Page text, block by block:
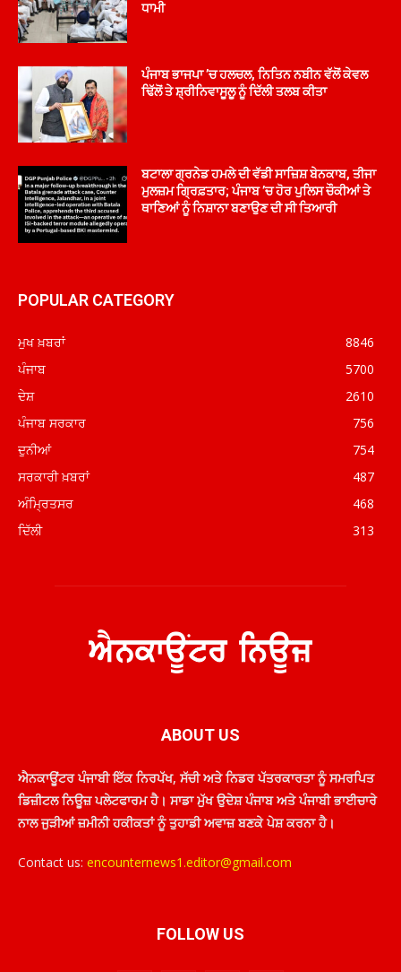
ਧਾਮੀ
ਪੰਜਾਬ ਭਾਜਪਾ ’ਚ ਹਲਚਲ, ਨਿਤਿਨ ਨਬੀਨ ਵੱਲੋਂ ਕੇਵਲ
ਢਿੱਲੋਂ ਤੇ ਸ਼੍ਰੀਨਿਵਾਸੂਲੂ ਨੂੰ ਦਿੱਲੀ ਤਲਬ ਕੀਤਾ
ਬਟਾਲਾ ਗ੍ਰਨੇਡ ਹਮਲੇ ਦੀ ਵੱਡੀ ਸਾਜ਼ਿਸ਼ ਬੇਨਕਾਬ, ਤੀਜਾ
ਮੁਲਜ਼ਮ ਗ੍ਰਿਫ਼ਤਾਰ; ਪੰਜਾਬ ’ਚ ਹੋਰ ਪੁਲਿਸ ਚੌਕੀਆਂ ਤੇ
ਥਾਣਿਆਂ ਨੂੰ ਨਿਸ਼ਾਨਾ ਬਣਾਉਣ ਦੀ ਸੀ ਤਿਆਰੀ
POPULAR CATEGORY
ਮੁਖ ਖ਼ਬਰਾਂ
8846
ਪੰਜਾਬ
5700
ਦੇਸ਼
2610
ਪੰਜਾਬ ਸਰਕਾਰ
756
ਦੁਨੀਆਂ
754
ਸਰਕਾਰੀ ਖ਼ਬਰਾਂ
487
ਅੰਮ੍ਰਿਤਸਰ
468
ਦਿੱਲੀ
313
ABOUT US
ਐਨਕਾਊਂਟਰ ਪੰਜਾਬੀ ਇੱਕ ਨਿਰਪੱਖ, ਸੱਚੀ ਅਤੇ ਨਿਡਰ ਪੱਤਰਕਾਰਤਾ ਨੂੰ ਸਮਰਪਿਤ
ਡਿਜ਼ੀਟਲ ਨਿਊਜ਼ ਪਲੇਟਫਾਰਮ ਹੈ। ਸਾਡਾ ਮੁੱਖ ਉਦੇਸ਼ ਪੰਜਾਬ ਅਤੇ ਪੰਜਾਬੀ ਭਾਈਚਾਰੇ
ਨਾਲ ਜੁੜੀਆਂ ਜ਼ਮੀਨੀ ਹਕੀਕਤਾਂ ਨੂੰ ਤੁਹਾਡੀ ਅਵਾਜ਼ ਬਣਕੇ ਪੇਸ਼ ਕਰਨਾ ਹੈ।
Contact us: encounternews1.editor@gmail.com
FOLLOW US